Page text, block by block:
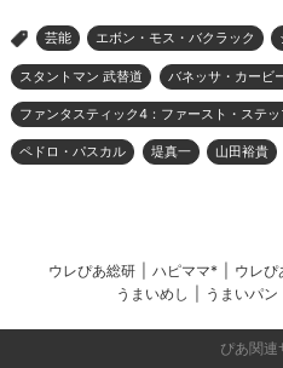
> 芸能 エボン・モス・バクラック
スタントマン 武替道 バネッサ・カービ
ファンタスティック4：ファースト・ステ
ペドロ・パスカル 堤真一 山田裕貴
ウレぴあ総研 ハピママ* ウレぴ
うまいめし
うまいパン
ぴあ関連